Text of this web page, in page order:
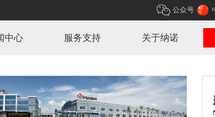
公众号
中心 服务支持 关于纳诺